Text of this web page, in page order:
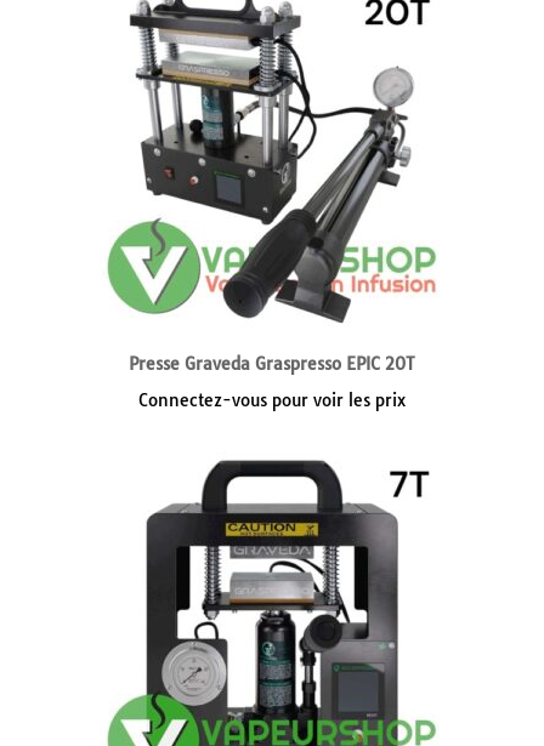
Presse Graveda Graspresso EPIC 20T
Connectez-vous pour voir les prix